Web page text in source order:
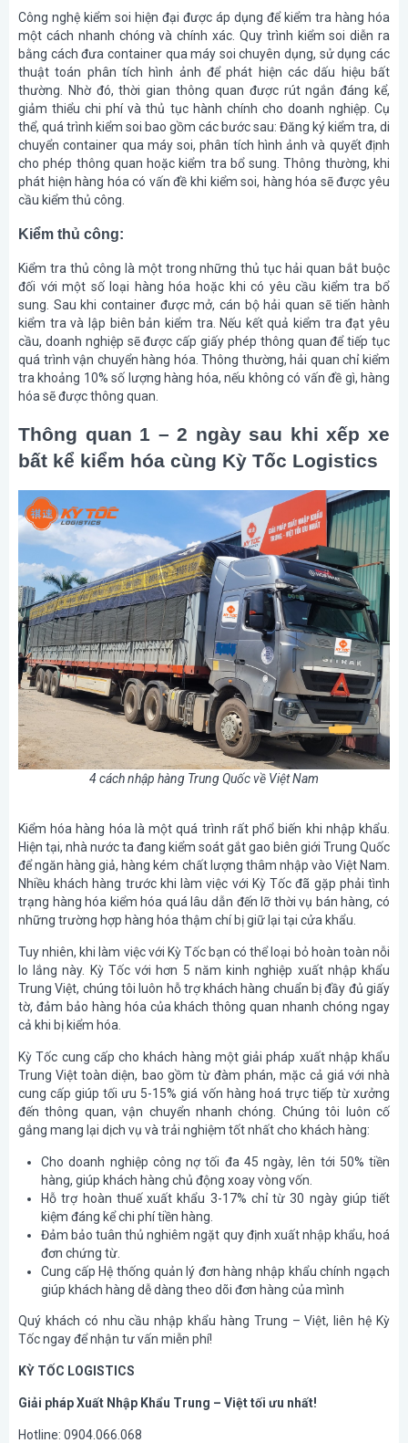
Công nghệ kiểm soi hiện đại được áp dụng để kiểm tra hàng hóa
một cách nhanh chóng và chính xác. Quy trình kiểm soi diễn ra
bằng cách đưa container qua máy soi chuyên dụng, sử dụng các
thuật toán phân tích hình ảnh để phát hiện các dấu hiệu bất
thường. Nhờ đó, thời gian thông quan được rút ngắn đáng kể,
giảm thiểu chi phí và thủ tục hành chính cho doanh nghiệp. Cụ
thể, quá trình kiểm soi bao gồm các bước sau: Đăng ký kiểm tra, di
chuyển container qua máy soi, phân tích hình ảnh và quyết định
cho phép thông quan hoặc kiểm tra bổ sung. Thông thường, khi
phát hiện hàng hóa có vấn đề khi kiểm soi, hàng hóa sẽ được yêu
cầu kiểm thủ công.
Kiểm thủ công:
Kiểm tra thủ công là một trong những thủ tục hải quan bắt buộc
đối với một số loại hàng hóa hoặc khi có yêu cầu kiểm tra bổ
sung. Sau khi container được mở, cán bộ hải quan sẽ tiến hành
kiểm tra và lập biên bản kiểm tra. Nếu kết quả kiểm tra đạt yêu
cầu, doanh nghiệp sẽ được cấp giấy phép thông quan để tiếp tục
quá trình vận chuyển hàng hóa. Thông thường, hải quan chỉ kiểm
tra khoảng 10% số lượng hàng hóa, nếu không có vấn đề gì, hàng
hóa sẽ được thông quan.
Thông quan 1 – 2 ngày sau khi xếp xe
bất kể kiểm hóa cùng Kỳ Tốc Logistics
4 cách nhập hàng Trung Quốc về Việt Nam
Kiểm hóa hàng hóa là một quá trình rất phổ biến khi nhập khẩu.
Hiện tại, nhà nước ta đang kiểm soát gắt gao biên giới Trung Quốc
để ngăn hàng giả, hàng kém chất lượng thâm nhập vào Việt Nam.
Nhiều khách hàng trước khi làm việc với Kỳ Tốc đã gặp phải tình
trạng hàng hóa kiểm hóa quá lâu dẫn đến lỡ thời vụ bán hàng, có
những trường hợp hàng hóa thậm chí bị giữ lại tại cửa khẩu.
Tuy nhiên, khi làm việc với Kỳ Tốc bạn có thể loại bỏ hoàn toàn nỗi
lo lắng này. Kỳ Tốc với hơn 5 năm kinh nghiệp xuất nhập khẩu
Trung Việt, chúng tôi luôn hỗ trợ khách hàng chuẩn bị đầy đủ giấy
tờ, đảm bảo hàng hóa của khách thông quan nhanh chóng ngay
cả khi bị kiểm hóa.
Kỳ Tốc cung cấp cho khách hàng một giải pháp xuất nhập khẩu
Trung Việt toàn diện, bao gồm từ đàm phán, mặc cả giá với nhà
cung cấp giúp tối ưu 5-15% giá vốn hàng hoá trực tiếp từ xưởng
đến thông quan, vận chuyển nhanh chóng. Chúng tôi luôn cố
gắng mang lại dịch vụ và trải nghiệm tốt nhất cho khách hàng:
Cho doanh nghiệp công nợ tối đa 45 ngày, lên tới 50% tiền
hàng, giúp khách hàng chủ động xoay vòng vốn.
Hỗ trợ hoàn thuế xuất khẩu 3-17% chỉ từ 30 ngày giúp tiết
kiệm đáng kể chi phí tiền hàng.
Đảm bảo tuân thủ nghiêm ngặt quy định xuất nhập khẩu, hoá
đơn chứng từ.
Cung cấp Hệ thống quản lý đơn hàng nhập khẩu chính ngạch
giúp khách hàng dễ dàng theo dõi đơn hàng của mình
Quý khách có nhu cầu nhập khẩu hàng Trung – Việt, liên hệ Kỳ
Tốc ngay để nhận tư vấn miễn phí!
KỲ TỐC LOGISTICS
Giải pháp Xuất Nhập Khẩu Trung – Việt tối ưu nhất!
Hotline: 0904.066.068